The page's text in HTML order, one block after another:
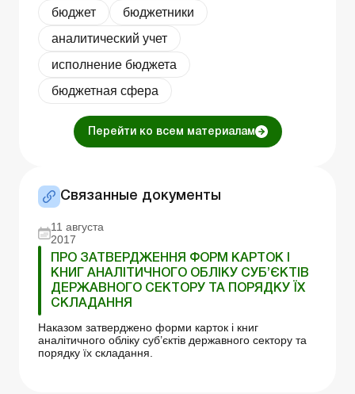
бюджет
бюджетники
аналитический учет
исполнение бюджета
бюджетная сфера
Перейти ко всем материалам
Связанные документы
11 августа
2017
ПРО ЗАТВЕРДЖЕННЯ ФОРМ КАРТОК І
КНИГ АНАЛІТИЧНОГО ОБЛІКУ СУБ’ЄКТІВ
ДЕРЖАВНОГО СЕКТОРУ ТА ПОРЯДКУ ЇХ
СКЛАДАННЯ
Наказом затверджено форми карток і книг
аналітичного обліку суб’єктів державного сектору та
порядку їх складання.